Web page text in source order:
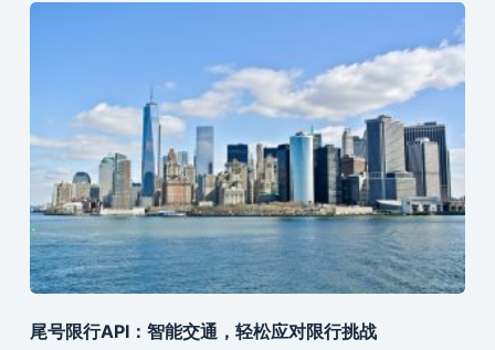
尾号限行API：智能交通，轻松应对限行挑战